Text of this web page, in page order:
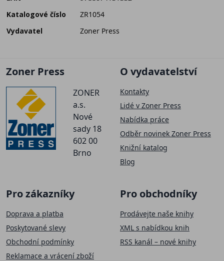
Katalogové číslo
ZR1054
Vydavatel
Zoner Press
Zoner Press
ZONER
a.s.
Nové
sady 18
602 00
Brno
O vydavatelství
Kontakty
Lidé v Zoner Press
Nabídka práce
Odběr novinek Zoner Press
Knižní katalog
Blog
Pro zákazníky
Doprava a platba
Poskytované slevy
Obchodní podmínky
Reklamace a vrácení zboží
Pro obchodníky
Prodávejte naše knihy
XML s nabídkou knih
RSS kanál – nové knihy